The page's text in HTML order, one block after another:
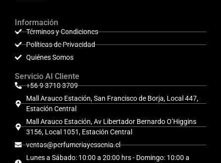
Información
Términos y Condiciones
Políticas de Privacidad
Quiénes Somos
Servicio Al Cliente
+56 9 3710 3709
Mall Arauco Estación, San Francisco de Borja, Local 447,
Estación Central
Mall Arauco Estación, Av Libertador Bernardo O’Higgins
3156, Local 1051, Estación Central
ventas@perfumeriayessenia.cl
Lunes a Sábado: 10:00 a 20:00 hrs - Domingo: 10:00 a